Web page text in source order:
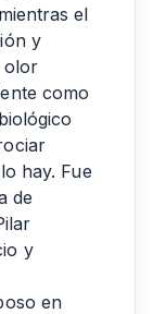
el
y
olor
como
hay. Fue
de
y
en